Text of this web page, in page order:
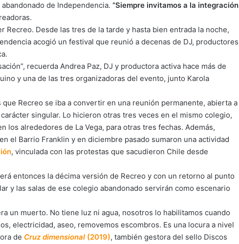
de Independencia. “Siempre invitamos a la integración
Recreo. Desde las tres de la tarde y hasta bien entrada la noche,
acogió un festival que reunió a decenas de DJ, productores
recuerda Andrea Paz, DJ y productora activa hace más de
y una de las tres organizadoras del evento, junto Karola
que Recreo se iba a convertir en una reunión permanente, abierta a
singular. Lo hicieron otras tres veces en el mismo colegio,
los alrededores de La Vega, para otras tres fechas. Además,
el Barrio Franklin y en diciembre pasado sumaron una actividad
, vinculada con las protestas que sacudieron Chile desde
entonces la décima versión de Recreo y con un retorno al punto
y las salas de ese colegio abandonado servirán como escenario
un muerto. No tiene luz ni agua, nosotros lo habilitamos cuando
electricidad, aseo, removemos escombros. Es una locura a nivel
de Cruz dimensional (2019), también gestora del sello Discos